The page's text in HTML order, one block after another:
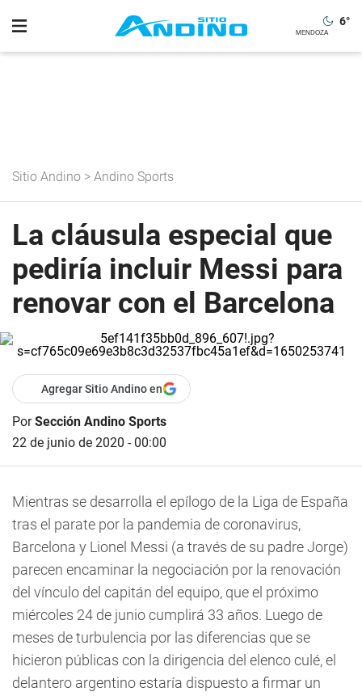
6°
Sitio Andino > Andino Sports
La cláusula especial que
pediría incluir Messi para
renovar con el Barcelona
Agregar Sitio Andino en
PorSección Andino Sports
22 de junio de 2020 - 00:00
Mientras se desarrolla el epílogo de la Liga de España
tras el parate por la pandemia de coronavirus,
Barcelona y Lionel Messi (a través de su padre Jorge)
parecen encaminar la negociación por la renovación
del vínculo del capitán del equipo, que el próximo
miércoles 24 de junio cumplirá 33 años. Luego de
meses de turbulencia por las diferencias que se
hicieron públicas con la dirigencia del elenco culé, el
delantero argentino estaría dispuesto a firmar un